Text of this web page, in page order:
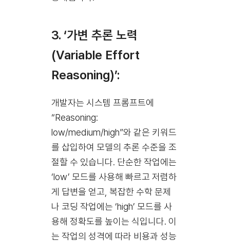
3. ‘가변 추론 노력
(Variable Effort
Reasoning)’:
개발자는 시스템 프롬프트에
“Reasoning:
low/medium/high”와 같은 키워드
를 삽입하여 모델의 추론 수준을 조
절할 수 있습니다. 단순한 작업에는
‘low’ 모드를 사용해 빠르고 저렴하
게 답변을 얻고, 복잡한 수학 문제
나 코딩 작업에는 ‘high’ 모드를 사
용해 정확도를 높이는 식입니다. 이
는 작업의 성격에 따라 비용과 성능